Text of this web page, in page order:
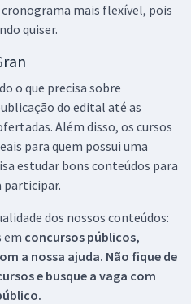
mais flexível, pois
quiser.
o que precisa sobre
do edital até as
Além disso, os cursos
para quem possui uma
estudar bons conteúdos para
participar.
dos nossos conteúdos:
em concursos públicos,
a nossa ajuda. Não fique de
e busque a vaga com